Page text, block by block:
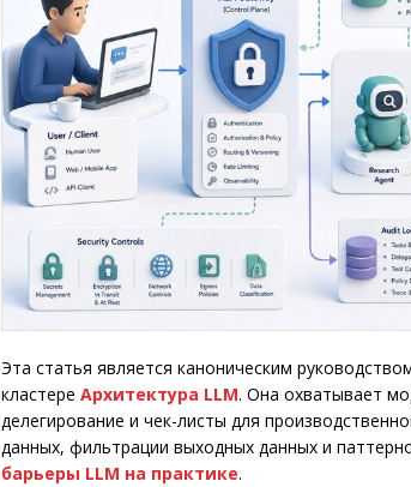
Эта статья является каноническим
кластере Архитектура LLM. Она охватывает
делегирование и чек-листы для
данных, фильтрации выходных данных и
барьеры LLM на практике.